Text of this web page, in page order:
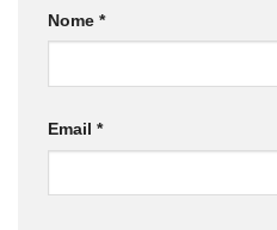
Nome *
Email *